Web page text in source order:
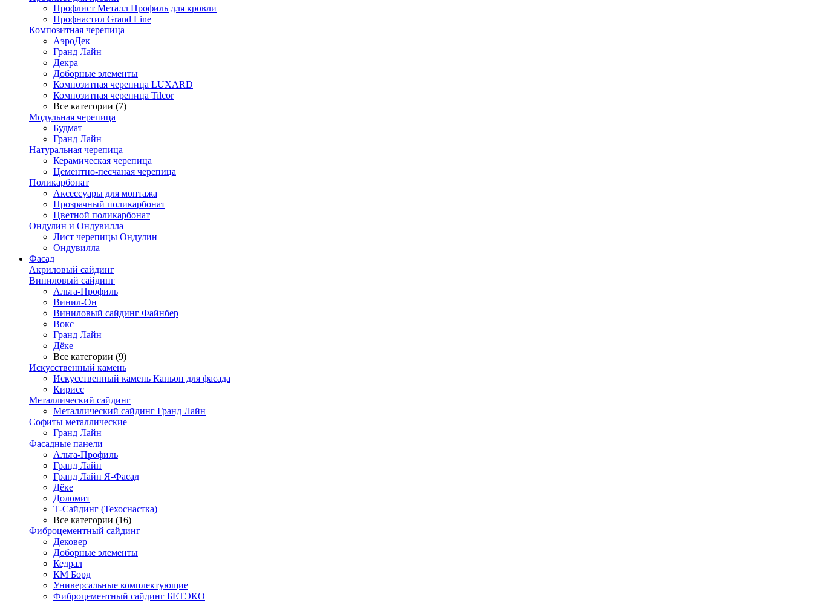
Профлист Металл Профиль для кровли
Профнастил Grand Line
Композитная черепица
АэроДек
Гранд Лайн
Декра
Доборные элементы
Композитная черепица LUXARD
Композитная черепица Tilcor
Все категории (7)
Модульная черепица
Будмат
Гранд Лайн
Натуральная черепица
Керамическая черепица
Цементно-песчаная черепица
Поликарбонат
Аксессуары для монтажа
Прозрачный поликарбонат
Цветной поликарбонат
Ондулин и Ондувилла
Лист черепицы Ондулин
Ондувилла
Фасад
Акриловый сайдинг
Виниловый сайдинг
Альта-Профиль
Винил-Он
Виниловый сайдинг Файнбер
Вокс
Гранд Лайн
Дёке
Все категории (9)
Искусственный камень
Искусственный камень Каньон для фасада
Кирисс
Металлический сайдинг
Металлический сайдинг Гранд Лайн
Софиты металлические
Гранд Лайн
Фасадные панели
Альта-Профиль
Гранд Лайн
Гранд Лайн Я-Фасад
Дёке
Доломит
Т-Сайдинг (Техоснастка)
Все категории (16)
Фиброцементный сайдинг
Дековер
Доборные элементы
Кедрал
КМ Борд
Универсальные комплектующие
Фиброцементный сайдинг БЕТЭКО